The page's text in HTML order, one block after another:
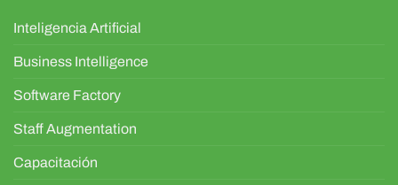
Inteligencia Artificial
Business Intelligence
Software Factory
Staff Augmentation
Capacitación